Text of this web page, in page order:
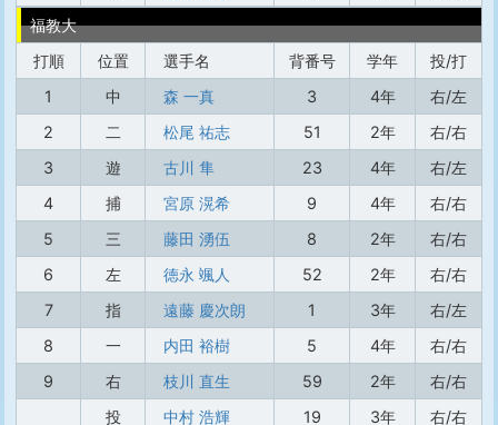
福教大
打順
位置 選手名 背番号 学年
投/打
1
中 森 一真 3 4年
右/左
2
二 松尾 祐志 51 2年
右/右
3
遊 古川 隼 23 4年
右/左
4
捕 宮原 滉希 9 4年
右/右
5
三 藤田 湧伍 8 2年
右/右
6
左 徳永 颯人 52 2年
右/右
7
指 遠藤 慶次朗 1 3年
右/左
8
一 内田 裕樹 5 4年
右/右
9
右 枝川 直生 59 2年
右/右
投
中村 浩輝 19 3年 右/右